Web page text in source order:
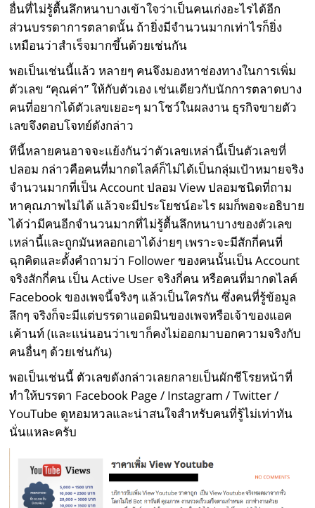
อื่นที่ไม่รู้ตื้นลึกหนาบางเข้าใจว่าเป็นคนเก่งอะไรได้อีก
ส่วนบรรดาการตลาดนั้น ถ้ายิ่งมีจำนวนมากเท่าไรก็ยิ่ง
เหมือนว่าสำเร็จมากขึ้นด้วยเช่นกัน
พอเป็นเช่นนี้แล้ว หลายๆ คนจึงมองหาช่องทางในการเพิ่ม
ตัวเลข “คุณค่า” ให้กับตัวเอง เช่นเดียวกับนักการตลาดบาง
คนที่อยากได้ตัวเลขเยอะๆ มาโชว์ในผลงาน ธุรกิจขายตัว
เลขจึงตอบโจทย์ดังกล่าว
ทีนี้หลายคนอาจจะแย้งกันว่าตัวเลขเหล่านี้เป็นตัวเลขที่
ปลอม กล่าวคือคนที่มากดไลค์ก็ไม่ได้เป็นกลุ่มเป้าหมายจริง
จำนวนมากที่เป็น Account ปลอม View ปลอมชนิดที่ถาม
หาคุณภาพไม่ได้ แล้วจะมีประโยชน์อะไร ผมก็พอจะอธิบาย
ได้ว่ามีคนอีกจำนวนมากที่ไม่รู้ตื้นลึกหนาบางของตัวเลข
เหล่านี้และถูกมันหลอกเอาได้ง่ายๆ เพราะจะมีสักกี่คนที่
ฉุกคิดและตั้งคำถามว่า Follower ของคนนั้นเป็น Account
จริงสักกี่คน เป็น Active User จริงกี่คน หรือคนที่มากดไลค์
Facebook ของเพจนี้จริงๆ แล้วเป็นใครกัน ซึ่งคนที่รู้ข้อมูล
ลึกๆ จริงก็จะมีแต่บรรดาแอดมินของเพจหรือเจ้าของแอค
เค้านท์ (และแน่นอนว่าเขาก็คงไม่ออกมาบอกความจริงกับ
คนอื่นๆ ด้วยเช่นกัน)
พอเป็นเช่นนี้ ตัวเลขดังกล่าวเลยกลายเป็นผักชีโรยหน้าที่
ทำให้บรรดา Facebook Page / Instagram / Twitter /
YouTube ดูหอมหวลและน่าสนใจสำหรับคนที่รู้ไม่เท่าทัน
นั่นแหละครับ